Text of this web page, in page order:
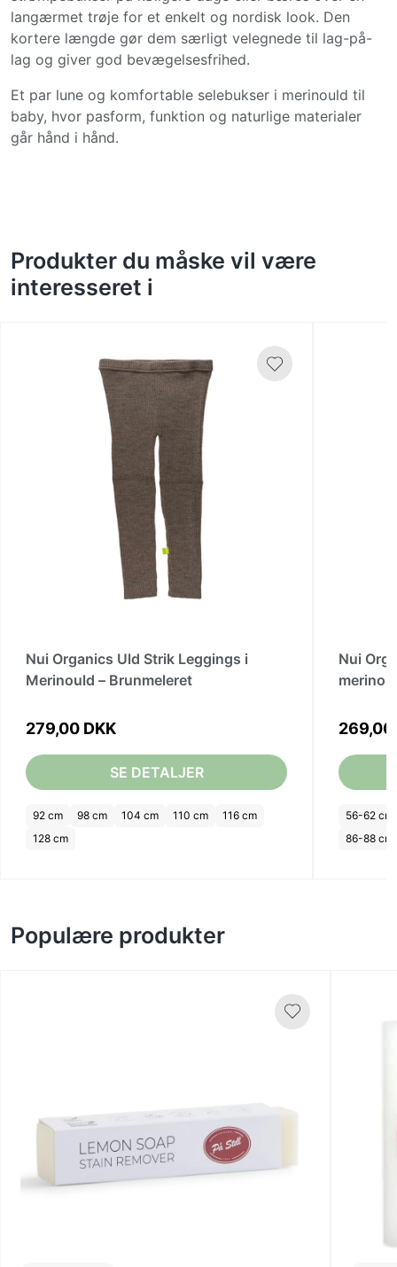
langærmet trøje for et enkelt og nordisk look. Den
kortere længde gør dem særligt velegnede til lag-på-
lag og giver god bevægelsesfrihed.
Et par lune og komfortable selebukser i merinould til
baby, hvor pasform, funktion og naturlige materialer
går hånd i hånd.
Produkter du måske vil være
interesseret i
Nui Organics Uld Strik Leggings i
Merinould – Brunmeleret
279,00 DKK
SE DETALJER
92 cm 98 cm 104 cm 110 cm
116 cm
128 cm
Nui
269,00
56-62 cm
86-88 cm
Populære produkter